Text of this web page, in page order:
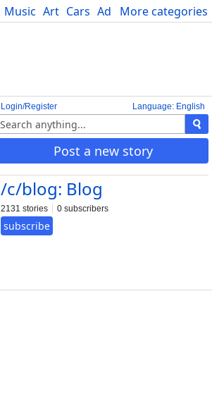
More categories
Music Art Cars Advice Science
Language: English
Login/Register
Post a new story
/c/blog: Blog
2131 stories 0 subscribers
subscribe